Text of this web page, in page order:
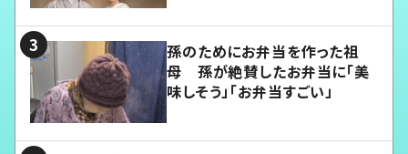
孫のためにお弁当を作った祖
母 孫が絶賛したお弁当に「美
味しそう」「お弁当すごい」